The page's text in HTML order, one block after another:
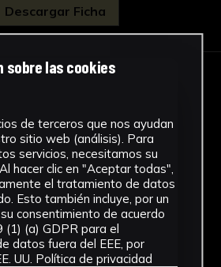
que pintó Pellegrino Tibaldi
este monasterio. Su dibujo,
distribución equilibrada de
contención de gestos y
en la obra de este
pintura que, aunque fue
Pacheco en su Arte
obra de Mohedano, fue
Pacheco por diversos
relacionaría con Mohedano.
Descargar Ficha
sobre las cookies
de terceros que nos ayudan
sitio web (análisis). Para
servicios, necesitamos su
hacer clic en "Aceptar todas",
el tratamiento de datos
Esto también incluye, por un
consentimiento de acuerdo
(1) (a) GDPR para el
datos fuera del EEE, por
UU. Política de privacidad